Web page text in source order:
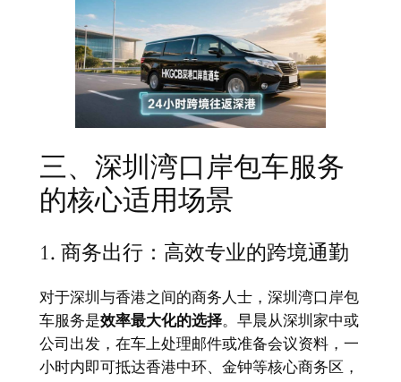
三、深圳湾口岸包车服务
的核心适用场景
1. 商务出行：高效专业的跨境通勤
对于深圳与香港之间的商务人士，深圳湾口岸包
车服务是效率最大化的选择。早晨从深圳家中或
公司出发，在车上处理邮件或准备会议资料，一
小时内即可抵达香港中环、金钟等核心商务区，